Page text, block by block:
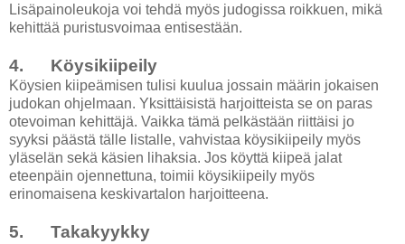
Lisäpainoleukoja voi tehdä myös judogissa roikkuen, mikä
kehittää puristusvoimaa entisestään.
4. Köysikiipeily
Köysien kiipeämisen tulisi kuulua jossain määrin jokaisen
judokan ohjelmaan. Yksittäisistä harjoitteista se on paras
otevoiman kehittäjä. Vaikka tämä pelkästään riittäisi jo
syyksi päästä tälle listalle, vahvistaa köysikiipeily myös
yläselän sekä käsien lihaksia. Jos köyttä kiipeä jalat
eteenpäin ojennettuna, toimii köysikiipeily myös
erinomaisena keskivartalon harjoitteena.
5. Takakyykky